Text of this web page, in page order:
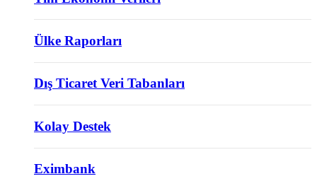
Ülke Raporları
Dış Ticaret Veri Tabanları
Kolay Destek
Eximbank